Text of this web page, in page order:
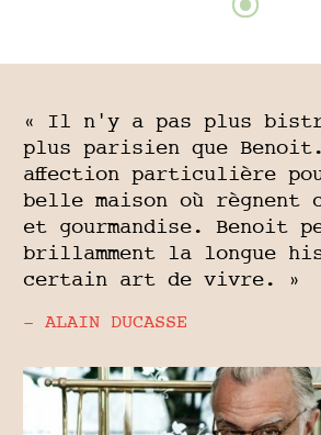
« Il n'y a pas plus
plus parisien que
affection particulière
belle maison où
et gourmandise. Benoit
brillamment la longue
certain art de vivre. »
- ALAIN DUCASSE